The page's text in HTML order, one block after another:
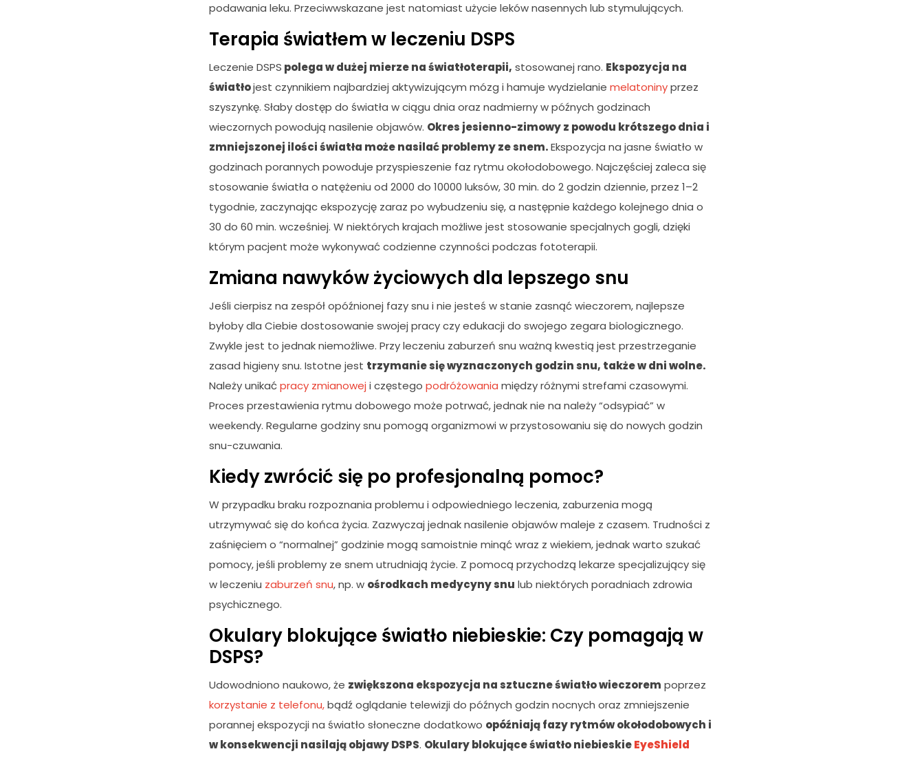
podawania leku. Przeciwwskazane jest natomiast użycie leków nasennych lub stymulujących.
Terapia światłem w leczeniu DSPS
Leczenie DSPS polega w dużej mierze na światłoterapii, stosowanej rano. Ekspozycja na
światłojest czynnikiem najbardziej aktywizującym mózg i hamuje wydzielanie melatoninyprzez
szyszynkę. Słaby dostęp do światła w ciągu dnia oraz nadmierny w późnych godzinach
wieczornych powodują nasilenie objawów. Okres jesienno-zimowy z powodu krótszego dnia i
zmniejszonej ilości światła może nasilać problemy ze snem.Ekspozycja na jasne światło w
godzinach porannych powoduje przyspieszenie faz rytmu okołodobowego. Najczęściej zaleca się
stosowanie światła o natężeniu od 2000 do 10000 luksów, 30 min. do 2 godzin dziennie, przez 1–2
tygodnie, zaczynając ekspozycję zaraz po wybudzeniu się, a następnie każdego kolejnego dnia o
30 do 60 min. wcześniej. W niektórych krajach możliwe jest stosowanie specjalnych gogli, dzięki
którym pacjent może wykonywać codzienne czynności podczas fototerapii.
Zmiana nawyków życiowych dla lepszego snu
Jeśli cierpisz na zespół opóźnionej fazy snu i nie jesteś w stanie zasnąć wieczorem, najlepsze
byłoby dla Ciebie dostosowanie swojej pracy czy edukacji do swojego zegara biologicznego.
Zwykle jest to jednak niemożliwe. Przy leczeniu zaburzeń snu ważną kwestią jest przestrzeganie
zasad higieny snu. Istotne jest trzymanie się wyznaczonych godzin snu, także w dni wolne.
Należy unikaćpracy zmianowej i częstego podróżowania między różnymi strefami czasowymi.
Proces przestawienia rytmu dobowego może potrwać, jednak nie na należy “odsypiać” w
weekendy. Regularne godziny snu pomogą organizmowi w przystosowaniu się do nowych godzin
snu-czuwania.
Kiedy zwrócić się po profesjonalną pomoc?
W przypadku braku rozpoznania problemu i odpowiedniego leczenia, zaburzenia mogą
utrzymywać się do końca życia. Zazwyczaj jednak nasilenie objawów maleje z czasem. Trudności z
zaśnięciem o “normalnej” godzinie mogą samoistnie minąć wraz z wiekiem, jednak warto szukać
pomocy, jeśli problemy ze snem utrudniają życie. Z pomocą przychodzą lekarze specjalizujący się
w leczeniu zaburzeń snu, np. w ośrodkach medycyny snu lub niektórych poradniach zdrowia
psychicznego.
Okulary blokujące światło niebieskie: Czy pomagają w
DSPS?
Udowodniono naukowo, że zwiększona ekspozycja na sztuczne światło wieczorem poprzez
korzystanie z telefonu,bądź oglądanie telewizji do późnych godzin nocnych oraz zmniejszenie
porannej ekspozycji na światło słoneczne dodatkowo opóźniają fazy rytmów okołodobowych i
w konsekwencji nasilają objawy DSPS. Okulary blokujące światło niebieskieEyeShield